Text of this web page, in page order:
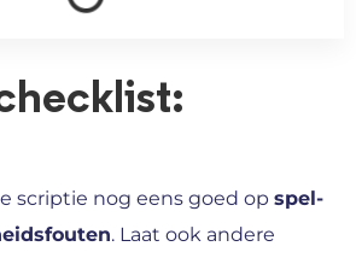
scriptie nog eens goed op spel-
. Laat ook andere